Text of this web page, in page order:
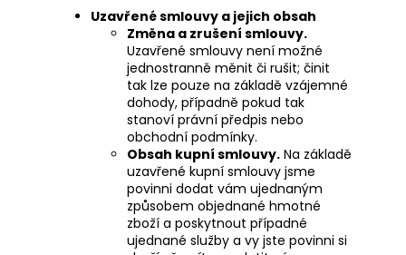
Uzavřené smlouvy a jejich obsah
Změna a zrušení smlouvy.
Uzavřené smlouvy není možné
jednostranně měnit či rušit; činit
tak lze pouze na základě vzájemné
dohody, případně pokud tak
stanoví právní předpis nebo
obchodní podmínky.
Obsah kupní smlouvy. Na základě
uzavřené kupní smlouvy jsme
povinni dodat vám ujednaným
způsobem objednané hmotné
zboží a poskytnout případné
ujednané služby a vy jste povinni si